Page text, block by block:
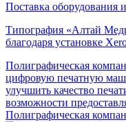
Поставка оборудования
Типография «Алтай
благодаря установке
Полиграфическая
цифровую печатную
улучшить качество
возможности
Полиграфическая